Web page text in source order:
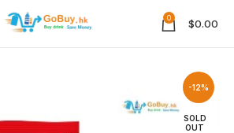
0 $0.00
-12%
SOLD
OUT